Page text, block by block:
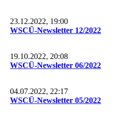
23.12.2022, 19:00
WSCÜ-Newsletter 12/2022
19.10.2022, 20:08
WSCÜ-Newsletter 06/2022
04.07.2022, 22:17
WSCÜ-Newsletter 05/2022